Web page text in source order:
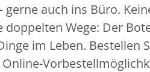
auch ins Büro.
doppelten Wege: Der
im Leben. Bestellen